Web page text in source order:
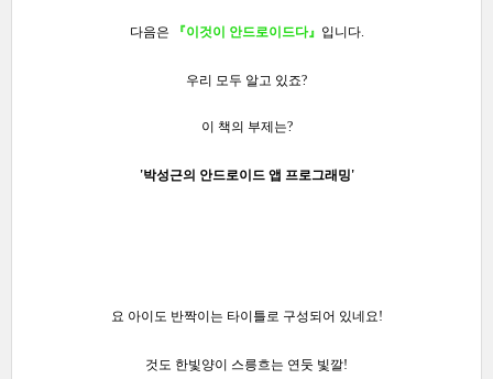
다음은 『이것이 안드로이드다』 입니다.
우리 모두 알고 있죠?
이 책의 부제는?
'박성근의 안드로이드 앱 프로그래밍'
요 아이도 반짝이는 타이틀로 구성되어 있네요!
것도 한빛양이 스릉흐는 연둣 빛깔!